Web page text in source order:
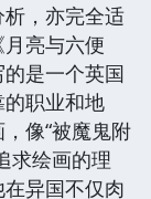
，亦完全适
亮与六便
是一个英国
职业和地
像“被魔鬼附
求绘画的理
异国不仅肉